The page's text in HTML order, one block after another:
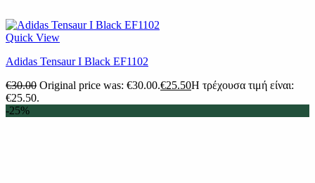
Quick View
Adidas Tensaur I Black EF1102
€30.00 Original price was: €30.00.€25.50Η τρέχουσα τιμή είναι:
€25.50.
-25%